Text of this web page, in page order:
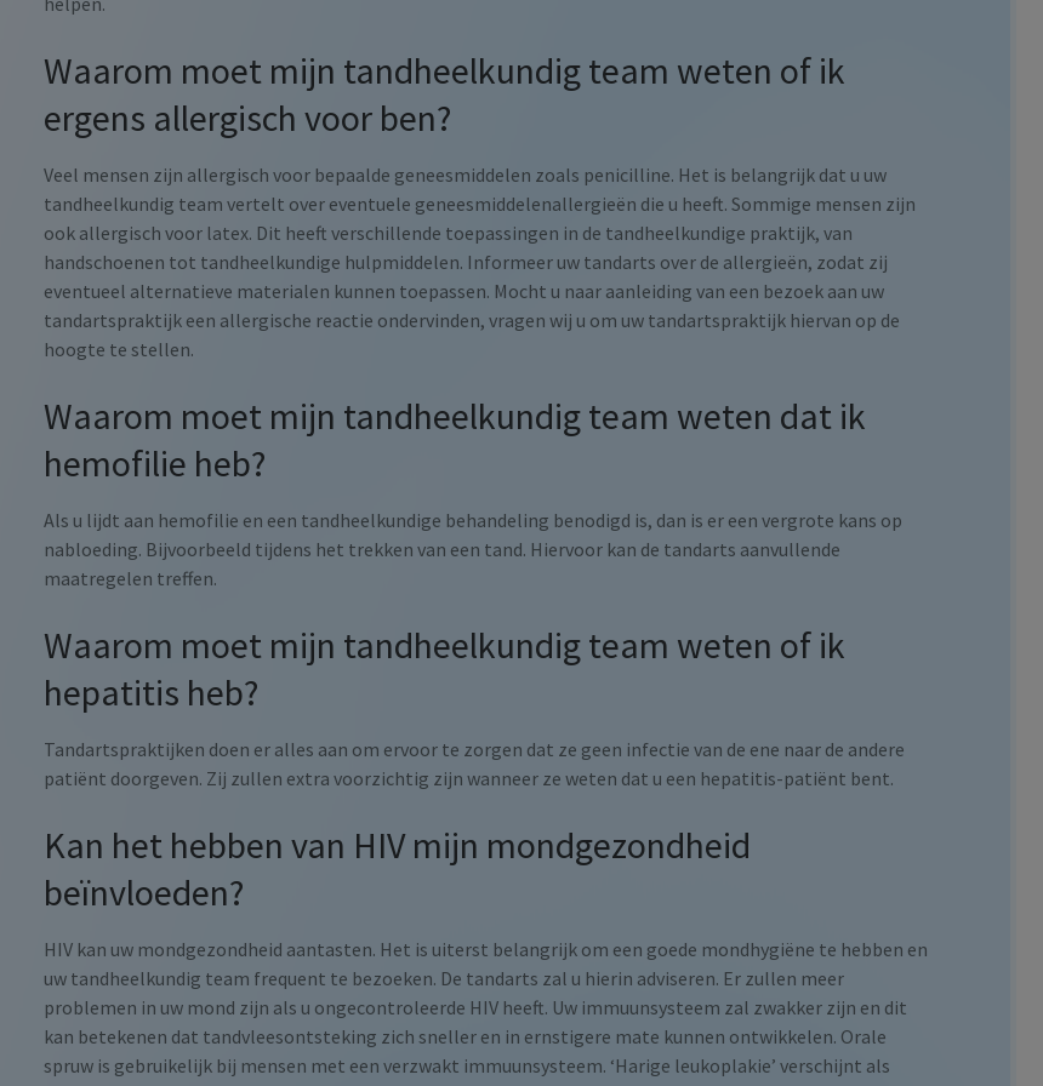
Waarom moet mijn tandheelkundig team weten of ik
ergens allergisch voor ben?
Veel mensen zijn allergisch voor bepaalde geneesmiddelen zoals penicilline. Het is belangrijk dat u uw
tandheelkundig team vertelt over eventuele geneesmiddelenallergieën die u heeft. Sommige mensen zijn
ook allergisch voor latex. Dit heeft verschillende toepassingen in de tandheelkundige praktijk, van
handschoenen tot tandheelkundige hulpmiddelen. Informeer uw tandarts over de allergieën, zodat zij
eventueel alternatieve materialen kunnen toepassen. Mocht u naar aanleiding van een bezoek aan uw
tandartspraktijk een allergische reactie ondervinden, vragen wij u om uw tandartspraktijk hiervan op de
hoogte te stellen.
Waarom moet mijn tandheelkundig team weten dat ik
hemofilie heb?
Als u lijdt aan hemofilie en een tandheelkundige behandeling benodigd is, dan is er een vergrote kans op
nabloeding. Bijvoorbeeld tijdens het trekken van een tand. Hiervoor kan de tandarts aanvullende
maatregelen treffen.
Waarom moet mijn tandheelkundig team weten of ik
hepatitis heb?
Tandartspraktijken doen er alles aan om ervoor te zorgen dat ze geen infectie van de ene naar de andere
patiënt doorgeven. Zij zullen extra voorzichtig zijn wanneer ze weten dat u een hepatitis-patiënt bent.
Kan het hebben van HIV mijn mondgezondheid
beïnvloeden?
HIV kan uw mondgezondheid aantasten. Het is uiterst belangrijk om een goede mondhygiëne te hebben en
uw tandheelkundig team frequent te bezoeken. De tandarts zal u hierin adviseren. Er zullen meer
problemen in uw mond zijn als u ongecontroleerde HIV heeft. Uw immuunsysteem zal zwakker zijn en dit
kan betekenen dat tandvleesontsteking zich sneller en in ernstigere mate kunnen ontwikkelen. Orale
spruw is gebruikelijk bij mensen met een verzwakt immuunsysteem. ‘Harige leukoplakie’ verschijnt als